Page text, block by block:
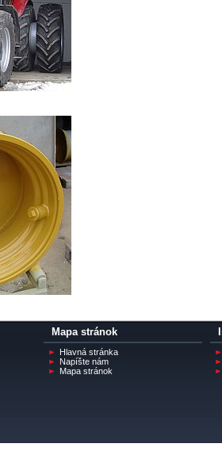
Mapa stránok
Hlavná stránka
Napíšte nám
Mapa stránok